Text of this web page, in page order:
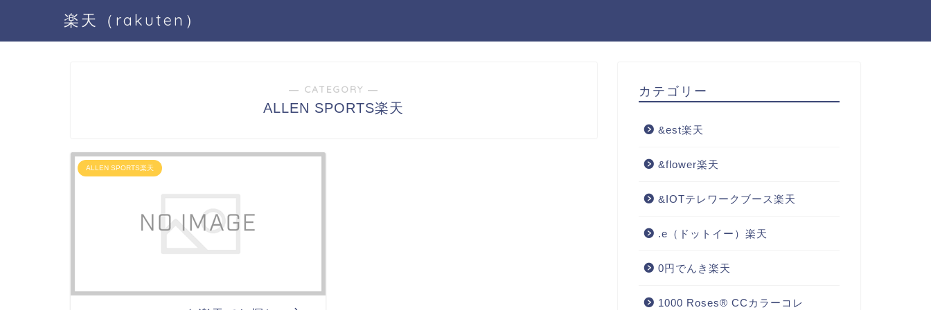
楽天（rakuten）
― CATEGORY ―
ALLEN SPORTS楽天
ALLEN SPORTS楽天
カテゴリー
&est楽天
&flower楽天
&IOTテレワークブース楽天
.e（ドットイー）楽天
0円でんき楽天
1000 Roses® CCカラーコレ